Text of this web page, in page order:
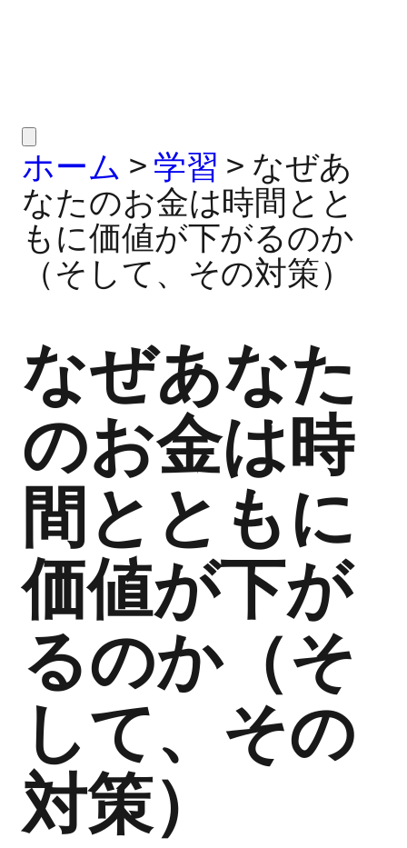
ホーム >学習 > なぜあ
なたのお金は時間とと
もに価値が下がるのか
（そして、その対策）
なぜあなた
のお金は時
間とともに
価値が下が
るのか（そ
して、その
対策）